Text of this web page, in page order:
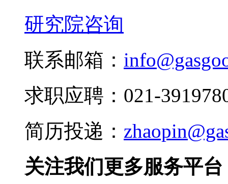
研究院咨询
联系邮箱：
求职应聘：021-
简历投递：
关注我们更多服务平台